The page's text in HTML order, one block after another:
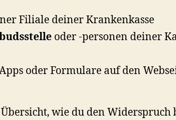
Filiale deiner Krankenkasse
oder -personen deiner
oder Formulare auf den
wie du den Widerspruch